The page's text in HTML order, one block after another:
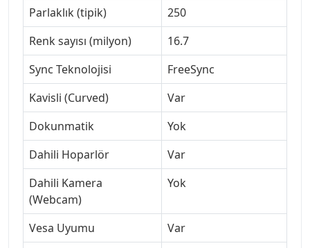
Parlaklık (tipik)
250
Renk sayısı (milyon)
16.7
Sync Teknolojisi
FreeSync
Kavisli (Curved)
Var
Dokunmatik
Yok
Dahili Hoparlör
Var
Dahili Kamera
(Webcam)
Yok
Vesa Uyumu
Var